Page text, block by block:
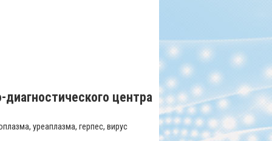
центра
уреаплазма, герпес, вирус